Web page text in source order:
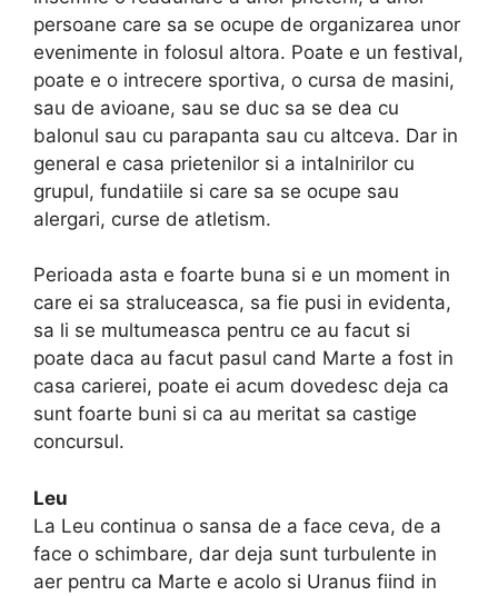
persoane care sa se ocupe de organizarea unor
evenimente in folosul altora. Poate e un festival,
poate e o intrecere sportiva, o cursa de masini,
sau de avioane, sau se duc sa se dea cu
balonul sau cu parapanta sau cu altceva. Dar in
general e casa prietenilor si a intalnirilor cu
grupul, fundatiile si care sa se ocupe sau
alergari, curse de atletism.
Perioada asta e foarte buna si e un moment in
care ei sa straluceasca, sa fie pusi in evidenta,
sa li se multumeasca pentru ce au facut si
poate daca au facut pasul cand Marte a fost in
casa carierei, poate ei acum dovedesc deja ca
sunt foarte buni si ca au meritat sa castige
concursul.
Leu
La Leu continua o sansa de a face ceva, de a
face o schimbare, dar deja sunt turbulente in
aer pentru ca Marte e acolo si Uranus fiind in